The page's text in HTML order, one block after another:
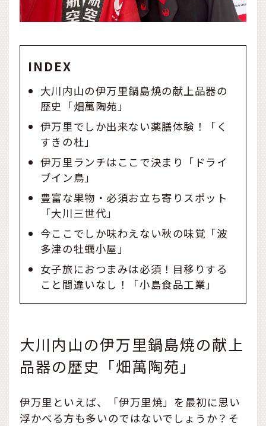
INDEX
大川内山の伊万里鍋島焼の献上品器の
歴史「畑萬陶苑」
伊万里でしか出来ない薬膳体験！「く
すきの杜」
伊万里ランチはここで決まり「ドライ
ブイン鳥」
豊富な果物・必須お立ち寄りスポット
「大川三世代」
今ここでしか味わえない秋の味覚「波
多津の牡蠣小屋」
女子旅におつまみは必須！目移りする
こと間違いなし！「小島食品工業」
大川内山の伊万里鍋島焼の献上
品器の歴史「畑萬陶苑」
伊万里といえば、「伊万里焼」を最初に思い
浮かべる方も多いのではないでしょうか？そ